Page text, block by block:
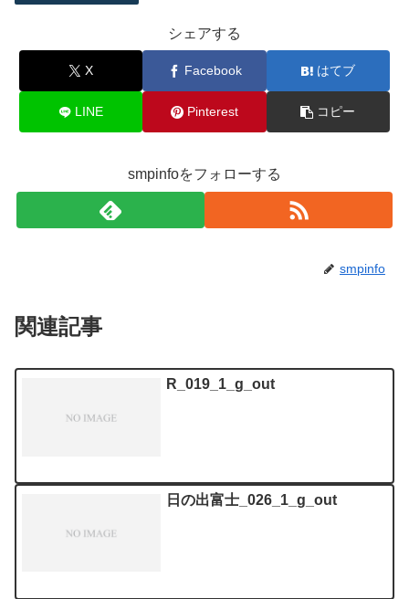
シェアする
X Facebook はてブ
LINE Pinterest コピー
smpinfoをフォローする
smpinfo
関連記事
R_019_1_g_out
日の出富士_026_1_g_out